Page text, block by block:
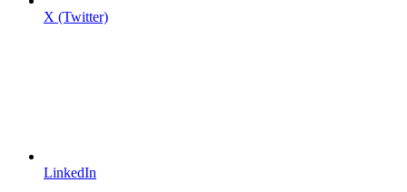
X (Twitter)
LinkedIn